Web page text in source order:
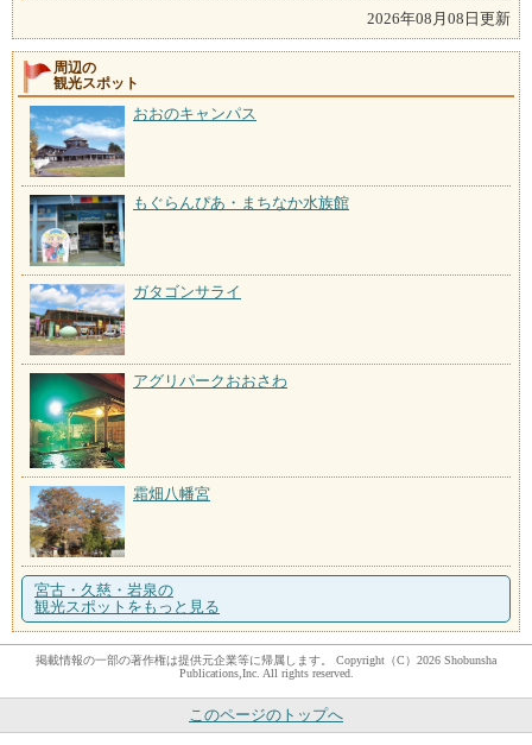
2026年08月08日更新
周辺の
観光スポット
おおのキャンパス
もぐらんぴあ・まちなか水族館
ガタゴンサライ
アグリパークおおさわ
霜畑八幡宮
宮古・久慈・岩泉の
観光スポットをもっと見る
掲載情報の一部の著作権は提供元企業等に帰属します。 Copyright（C）2026 Shobunsha
Publications,Inc. All rights reserved.
このページのトップへ